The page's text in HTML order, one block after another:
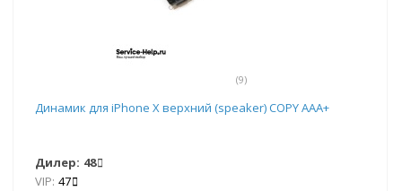
(9)
Динамик для iPhone Х верхний (speaker) COPY AAA+
Дилер: 48
VIP: 47